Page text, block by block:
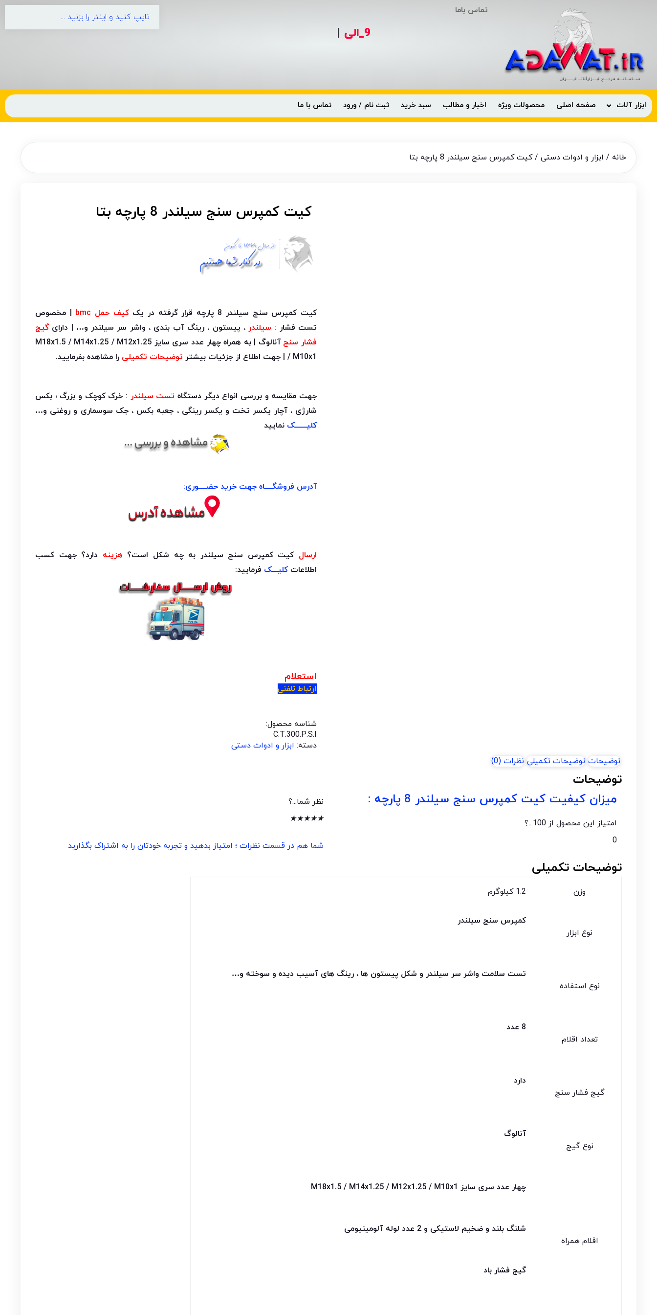
تماس باما
9_الی |
ابزار آلات صفحه اصلی محصولات ویژه اخبار و مطالب سبد خرید ثبت نام / ورود تماس با ما
خانه / ابزار و ادوات دستی / کیت کمپرس سنج سیلندر 8 پارچه بتا
کیت کمپرس سنج سیلندر 8 پارچه بتا
کیت کمپرس سنج سیلندر 8 پارچه قرار گرفته در یک کیف حمل bmc
| مخصوص
تست فشار : سیلندر ، پیستون ، رینگ آب بندی ، واشر سر سیلندر و… | دارای گیج
فشار سنج
آنالوگ | به همراه چهار عدد سری سایز M18x1.5 / M14x1.25 / M12x1.25
/ M10x1 | جهت اطلاع از جزئیات بیشتر
توضیحات تکمیلی را مشاهده بفرمایید.
جهت مقایسه و بررسی انواع دیگر دستگاه تست سیلندر : خرک کوچک و بزرگ ؛ بکس
شارژی ، آچار یکسر تخت و یکسر رینگی ، جعبه بکس ، جک سوسماری و روغنی و…
کلیــــــک نمایید
آدرس فروشگــــاه جهت خرید حضــــوری:
ارسال کیت کمپرس سنج سیلندر به چه شکل است؟ هزینه دارد؟ جهت کسب
اطلاعات کلیـــک فرمایید:
استعلام
ارتباط تلفنی
شناسه محصول:
C.T.300.P.S.I
دسته: ابزار و ادوات دستی
توضیحات توضیحات تکمیلی نظرات (0)
توضیحات
میزان کیفیت کیت کمپرس سنج سیلندر 8 پارچه :
امتیاز این محصول از 100...؟
0
نظر شما...؟
★
★
★
★
★
شما هم در قسمت نظرات ؛ امتیاز بدهید و تجربه خودتان را به اشتراک بگذارید
توضیحات تکمیلی
وزن 1.2 کیلوگرم
نوع ابزار
کمپرس سنج سیلندر
نوع استفاده
تست سلامت واشر سر سیلندر و شکل پیستون ها ، رینگ های آسیب دیده و سوخته و…
تعداد اقلام
8 عدد
گیج فشار سنج
دارد
نوع گیج
آنالوگ
اقلام همراه
چهار عدد سری سایز M18x1.5 / M14x1.25 / M12x1.25 / M10x1
شلنگ بلند و ضخیم لاستیکی و 2 عدد لوله آلومینیومی
گیج فشار باد